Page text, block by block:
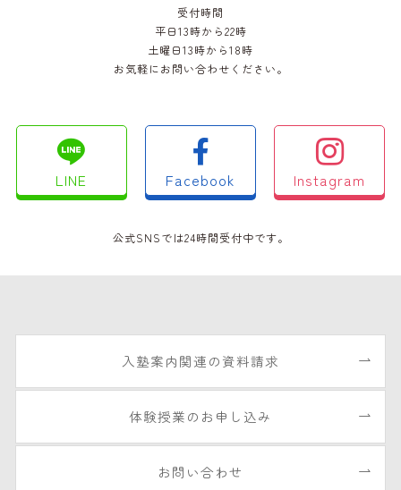
受付時間
平日13時から22時
土曜日13時から18時
お気軽にお問い合わせください。
LINE Facebook Instagram
公式SNSでは24時間受付中です。
入塾案内関連の資料請求
体験授業のお申し込み
お問い合わせ